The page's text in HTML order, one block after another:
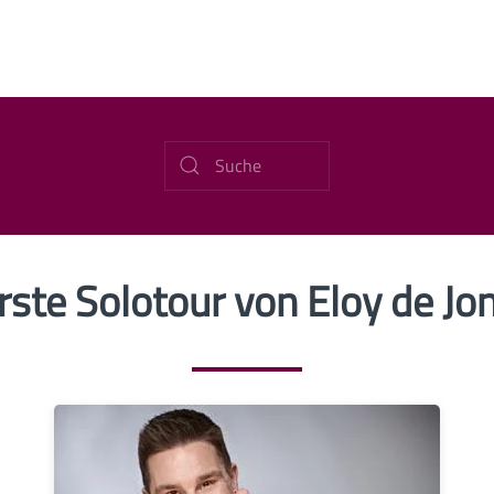
Solotour von Eloy de